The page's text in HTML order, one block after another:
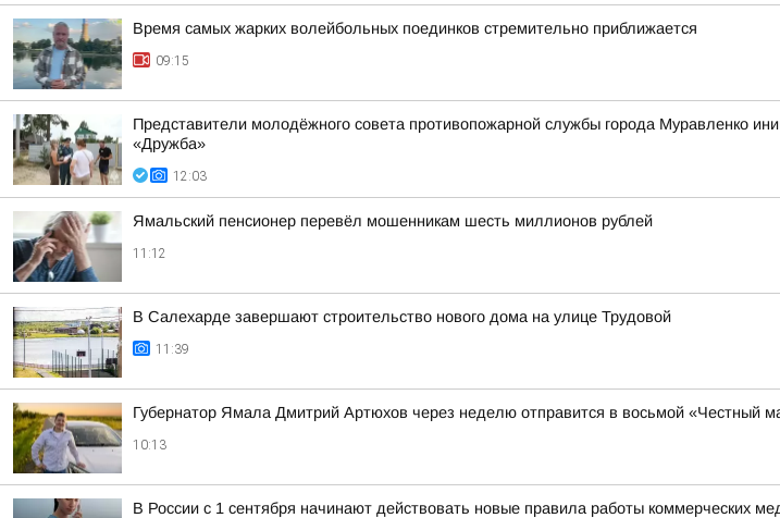
Время самых жарких волейбольных поединков стремительно приближается
09:15
Представители молодёжного совета противопожарной службы города Муравленко
«Дружба»
12:03
Ямальский пенсионер перевёл мошенникам шесть миллионов рублей
11:12
В Салехарде завершают строительство нового дома на улице Трудовой
11:39
Губернатор Ямала Дмитрий Артюхов через неделю отправится в восьмой «Честный
10:13
В России с 1 сентября начинают действовать новые правила работы коммерческих